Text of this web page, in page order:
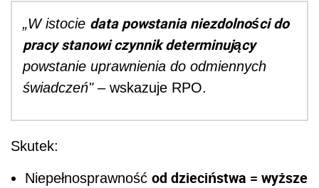
„W istocie data powstania niezdolności do
pracy stanowi czynnik determinujący
powstanie uprawnienia do odmiennych
świadczeń"– wskazuje RPO.
Skutek:
Niepełnosprawność od dzieciństwa = wyższe